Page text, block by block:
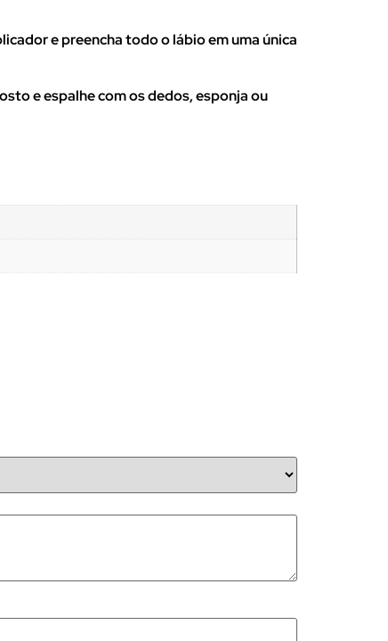
e preencha todo o lábio em uma única
e espalhe com os dedos, esponja ou